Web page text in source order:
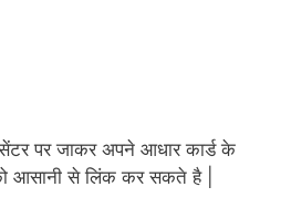
पर जाकर अपने आधार कार्ड के
आसानी से लिंक कर सकते है |